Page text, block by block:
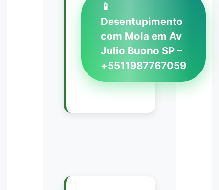
📱
Desentupimento
com Mola em Av
Julio Buono SP –
+5511987767059